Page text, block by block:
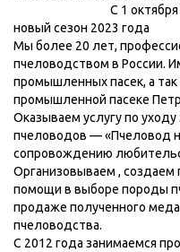
С 1 октября 2022
новый сезон 2023 года
Мы более 20 лет,
пчеловодством в России.
промышленных пасек, а
промышленной пасеке
Оказываем услугу по
пчеловодов — «Пчеловод
сопровождению
Организовываем , создаем
помощи в выборе породы
продаже полученного
пчеловодства.
С 2012 года занимаемся